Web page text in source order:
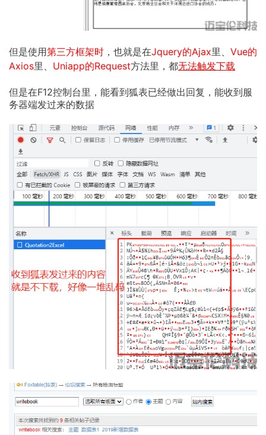
但是使用第三方框架时 ，也就是在Jquery的Ajax里、 Vue的
Axios里、 Uniapp的Request方法里，都无法触发下载
但是在F12控制台里，能看到狐表已经做出回复，能收到服
务器端发过来的数据